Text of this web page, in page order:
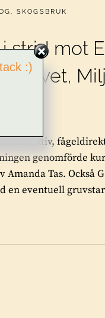
, SKOGSBRUK
strid mot
genomförde
Tas. Också
en eventuell
:)